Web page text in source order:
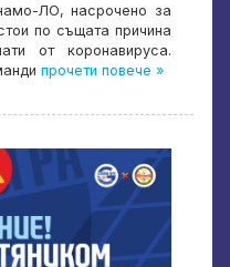
ЛО, насрочено за
по същата причина
от коронавируса.
прочети повече »